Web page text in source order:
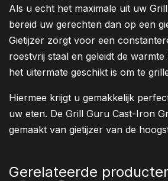
Als u echt het maximale uit uw
bereid uw gerechten dan op een
Gietijzer zorgt voor een
roestvrij staal en geleidt de
het uitermate geschikt is om te
Hiermee krijgt u gemakkelijk
uw eten. De Grill Guru Cast-Iron
gemaakt van gietijzer van de
Gerelateerde